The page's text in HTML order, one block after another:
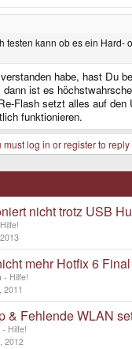
testen kann ob es ein Hard-
habe, hast Du
ist es
Flash setzt alles auf den
funktionieren.
must log in or register to reply
nicht trotz USB
mehr Hotfix 6 Final
- Hilfe!
2011
& Fehlende WLAN
Hilfe!
2012